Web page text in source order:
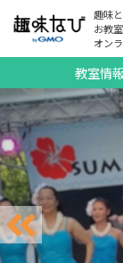
趣味
お教
オン
教室情